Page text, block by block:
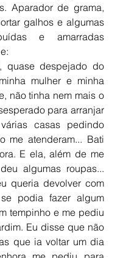
Aparador de grama,
galhos e algumas
e amarradas
quase despejado do
mulher e minha
não tinha nem mais o
para arranjar
casas pedindo
me atenderam... Bati
E ela, além de me
algumas roupas...
queria devolver com
podia fazer algum
tempinho e me pediu
Eu disse que não
que ia voltar um dia